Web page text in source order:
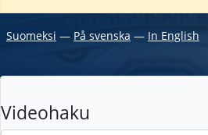
Suomeksi ― På svenska ― In English
Videohaku